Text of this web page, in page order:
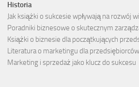
Historia
Jak książki o sukcesie wpływają na rozwój
Poradniki biznesowe o skutecznym
Książki o biznesie dla początkujących
Literatura o marketingu dla przedsiębiorców
Marketing i sprzedaż jako klucz do sukcesu